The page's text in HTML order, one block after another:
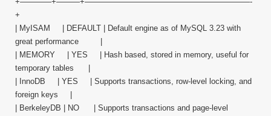
+
| MyISAM | DEFAULT | Default engine as of MySQL 3.23 with
great performance |
| MEMORY | YES | Hash based, stored in memory, useful for
temporary tables |
| InnoDB | YES | Supports transactions, row-level locking, and
foreign keys |
| BerkeleyDB | NO | Supports transactions and page-level